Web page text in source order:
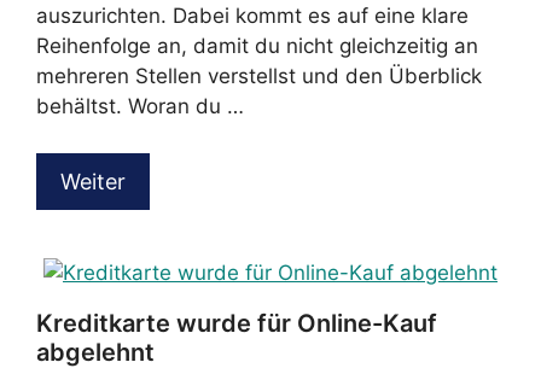
auszurichten. Dabei kommt es auf eine klare
Reihenfolge an, damit du nicht gleichzeitig an
mehreren Stellen verstellst und den Überblick
behältst. Woran du …
Weiter
Kreditkarte wurde für Online-Kauf
abgelehnt